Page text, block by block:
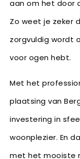
aan om het door
Zo weet je zeker
zorgvuldig wordt
voor ogen hebt.
Met het
plaatsing van
investering in
woonplezier. En
met het mooiste